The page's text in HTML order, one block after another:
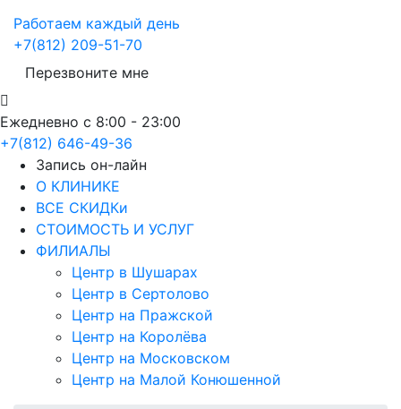
Работаем каждый день
+7(812) 209-51-70
Перезвоните мне
Ежедневно с 8:00 - 23:00
+7(812) 646-49-36
Запись он-лайн
О КЛИНИКЕ
ВСЕ СКИДКи
СТОИМОСТЬ И УСЛУГ
ФИЛИАЛЫ
Центр в Шушарах
Центр в Сертолово
Центр на Пражской
Центр на Королёва
Центр на Московском
Центр на Малой Конюшенной